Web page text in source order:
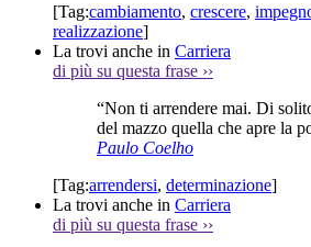
[Tag:cambiamento, crescere,
realizzazione]
La trovi anche in Carriera
di più su questa frase ››
“Non ti arrendere mai. Di
del mazzo quella che apre la
Paulo Coelho
[Tag:arrendersi, determinazione]
La trovi anche in Carriera
di più su questa frase ››